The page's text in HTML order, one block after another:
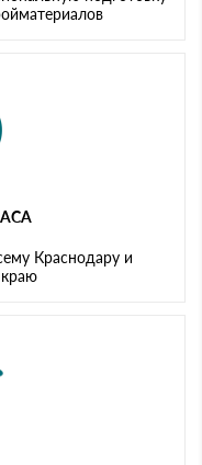
Краснодару и